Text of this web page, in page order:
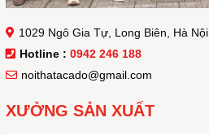
1029 Ngô Gia Tự, Long Biên, Hà Nội
Hotline : 0942 246 188
noithatacado@gmail.com
XƯỞNG SẢN XUẤT